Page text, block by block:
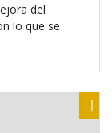
del
lo que se